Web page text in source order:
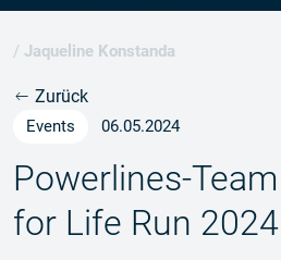
Powerlines-
for Life Run 2024
/ Jaqueline Konstanda
Zurück
Events 06.05.2024